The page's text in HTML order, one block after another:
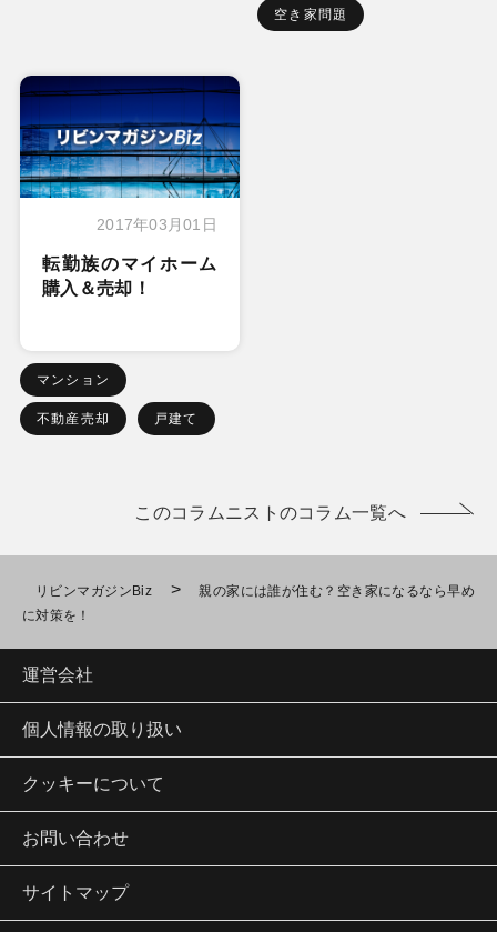
空き家問題
2017年03月01日
転勤族のマイホーム
購入＆売却！
マンション
不動産売却 戸建て
このコラムニストのコラム一覧へ
リビンマガジンBiz >
親の家には誰が住む？空き家になるなら早め
に対策を！
運営会社
個人情報の取り扱い
クッキーについて
お問い合わせ
サイトマップ